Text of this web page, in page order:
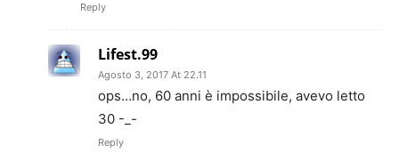
Reply
Lifest.99
Agosto 3, 2017 At 22.11
ops…no, 60 anni è impossibile, avevo letto
30 -_-
Reply